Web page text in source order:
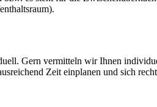
Gern vermitteln wir Ihnen
Zeit einplanen und sich